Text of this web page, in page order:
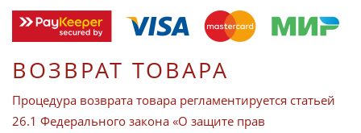
ВОЗВРАТ ТОВАРА
Процедура возврата товара регламентируется статьей
26.1 Федерального закона «О защите прав